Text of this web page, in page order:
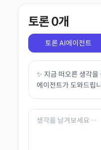
토론0개
토론 AI에이전트
✨ 지금 떠오른 생각
에이전트가 도와드립